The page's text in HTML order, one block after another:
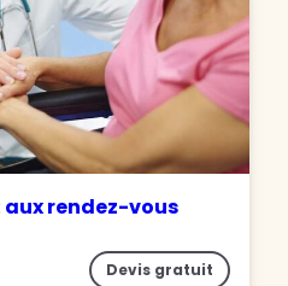
rendez-vous
Devis gratuit